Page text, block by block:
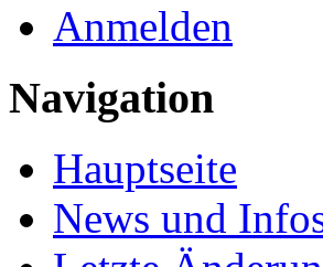
Anmelden
Navigation
Hauptseite
News und